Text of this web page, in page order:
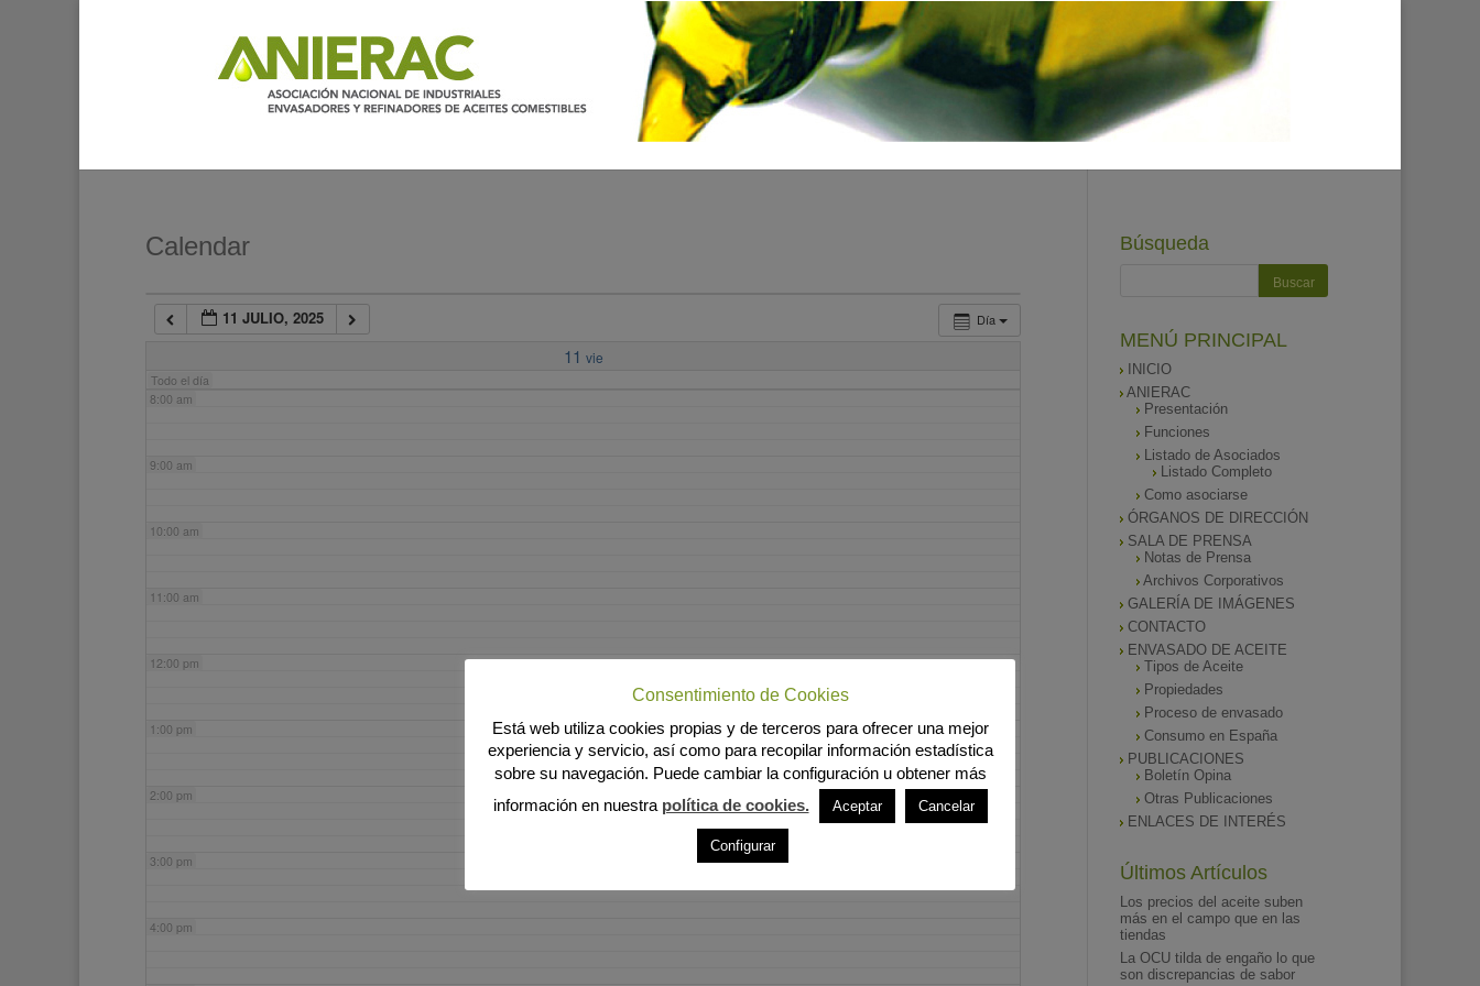
Calendar
Día
11 JULIO, 2025
11 vie
Todo el día
7:00 am
8:00 am
9:00 am
10:00 am
11:00 am
12:00 pm
1:00 pm
2:00 pm
3:00 pm
4:00 pm
Búsqueda
MENÚ PRINCIPAL
INICIO
ANIERAC
Presentación
Funciones
Listado de Asociados
Listado Completo
Como asociarse
ÓRGANOS DE DIRECCIÓN
SALA DE PRENSA
Notas de Prensa
Archivos Corporativos
GALERÍA DE IMÁGENES
CONTACTO
ENVASADO DE ACEITE
Tipos de Aceite
Propiedades
Proceso de envasado
Consumo en España
PUBLICACIONES
Boletín Opina
Otras Publicaciones
ENLACES DE INTERÉS
Últimos Artículos
Los precios del aceite suben
más en el campo que en las
tiendas
La OCU tilda de engaño lo que
son discrepancias de sabor
Consentimiento de Cookies
Está web utiliza cookies propias y de terceros para ofrecer una mejor
experiencia y servicio, así como para recopilar información estadística
sobre su navegación. Puede cambiar la configuración u obtener más
información en nuestra política de cookies. Aceptar Cancelar
Configurar